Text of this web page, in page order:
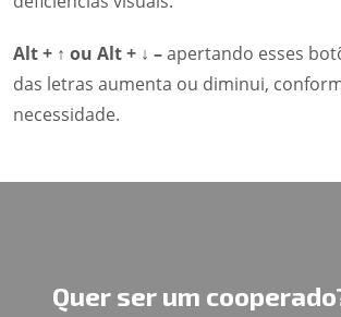
Alt + ↑ ou Alt + ↓ –apertando esses
das letras aumenta ou diminui,
necessidade.
Quer ser um